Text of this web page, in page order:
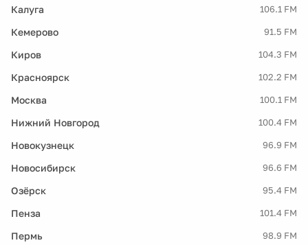
Калуга 106.1 FM
Кемерово 91.5 FM
Киров 104.3 FM
Красноярск 102.2 FM
Москва 100.1 FM
Нижний Новгород 100.4 FM
Новокузнецк 96.9 FM
Новосибирск 96.6 FM
Озёрск 95.4 FM
Пенза 101.4 FM
Пермь 98.9 FM